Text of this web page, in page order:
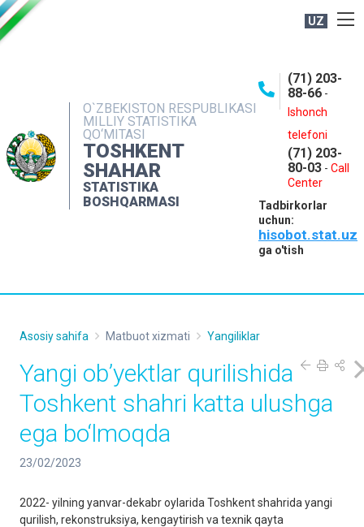
UZ
O`ZBEKISTON RESPUBLIKASI
MILLIY STATISTIKA
QO‘MITASI
TOSHKENT
SHAHAR
STATISTIKA
BOSHQARMASI
(71) 203-
88-66 -
Ishonch
telefoni
(71) 203-
80-03 - Call
Center
Tadbirkorlar
uchun:
hisobot.stat.uz
ga o'tish
NASHRLAR
INTERAKTIV XIZMATLAR
MATBUOT XIZMATI
MUROJAATLAR
Asosiy sahifa Matbuot xizmati Yangiliklar
Yangi ob’yektlar qurilishida
Toshkent shahri katta ulushga
ega bo‘lmoqda
23/02/2023
2022- yilning yanvar-dekabr oylarida Toshkent shahrida yangi
qurilish, rekonstruksiya, kengaytirish va texnik qayta